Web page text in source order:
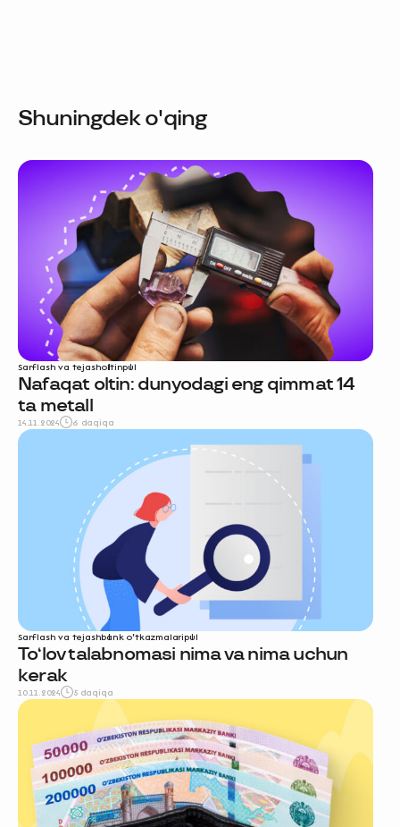
Shuningdek o'qing
Sarflash va tejasholtinpul
Nafaqat oltin: dunyodagi eng qimmat 14
ta metall
14.11.2024 6 daqiqa
Sarflash va tejashbank o‘tkazmalaripul
To‘lov talabnomasi nima va nima uchun
kerak
10.11.2024 5 daqiqa